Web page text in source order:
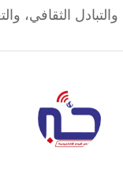
الثقافي،